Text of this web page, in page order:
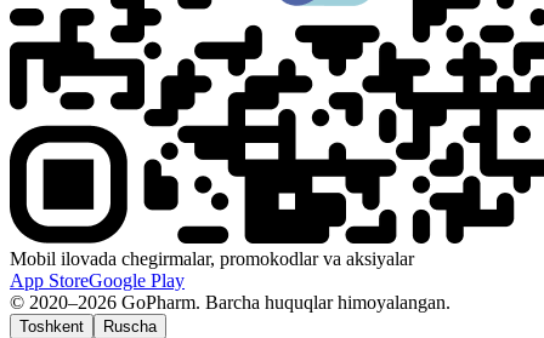
Mobil ilovada chegirmalar, promokodlar va aksiyalar
App StoreGoogle Play
© 2020–2026 GoPharm. Barcha huquqlar himoyalangan.
Toshkent Ruscha